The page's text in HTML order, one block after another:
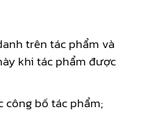
trên tác phẩm và
khi tác phẩm được
bố tác phẩm;